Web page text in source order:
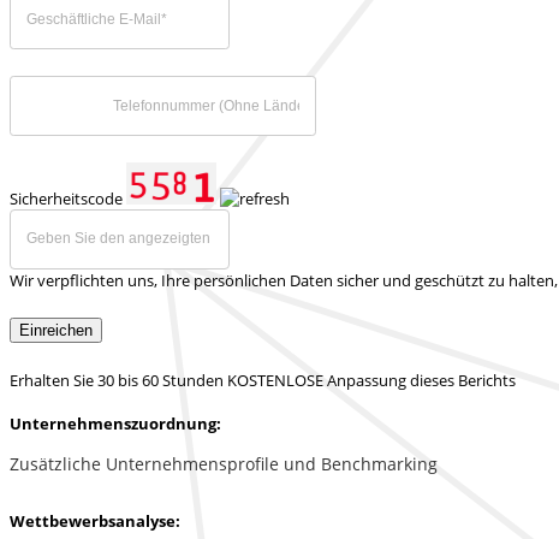
Sicherheitscode
Wir verpflichten uns, Ihre persönlichen Daten sicher und geschützt zu halten,
Einreichen
Erhalten Sie 30 bis 60 Stunden KOSTENLOSE Anpassung dieses Berichts
Unternehmenszuordnung:
Zusätzliche Unternehmensprofile und Benchmarking
Wettbewerbsanalyse: